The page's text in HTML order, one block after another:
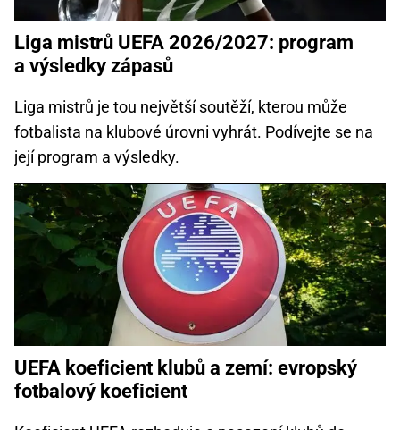
Liga mistrů UEFA 2026/2027: program
a výsledky zápasů
Liga mistrů je tou největší soutěží, kterou může
fotbalista na klubové úrovni vyhrát. Podívejte se na
její program a výsledky.
UEFA koeficient klubů a zemí: evropský
fotbalový koeficient